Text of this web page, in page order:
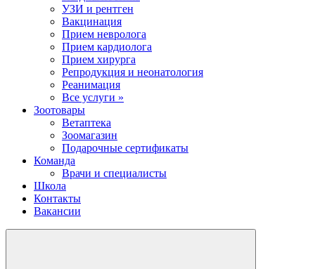
УЗИ и рентген
Вакцинация
Прием невролога
Прием кардиолога
Прием хирурга
Репродукция и неонатология
Реанимация
Все услуги »
Зоотовары
Ветаптека
Зоомагазин
Подарочные сертификаты
Команда
Врачи и специалисты
Школа
Контакты
Вакансии